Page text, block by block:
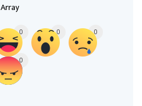
Array
0 0 0
0